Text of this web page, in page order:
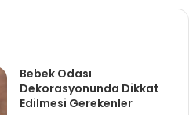
Bebek Odası
Dekorasyonunda Dikkat
Edilmesi Gerekenler